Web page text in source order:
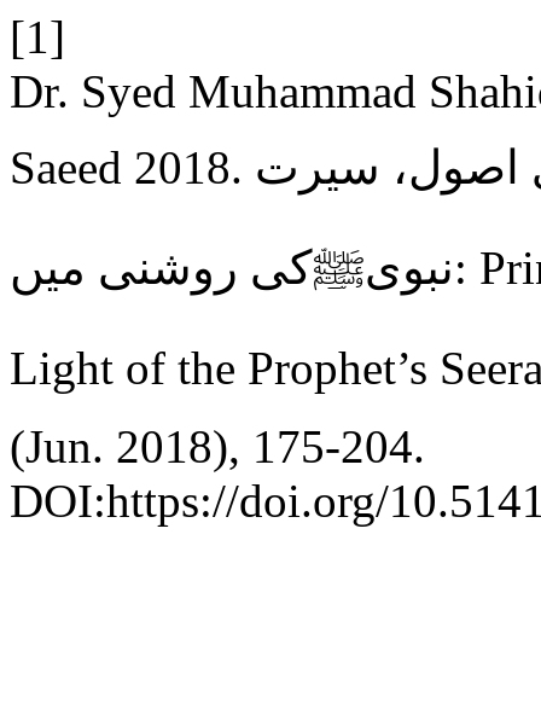
[1]
Dr. Syed Muhammad
Saeed 2018. اسلامی قیادت کے بنیادی اصول، سیرت
نبویﷺکی روشنی میں: Principles of Islamic Leadership in
(Jun. 2018), 175-204.
DOI:https://doi.org/